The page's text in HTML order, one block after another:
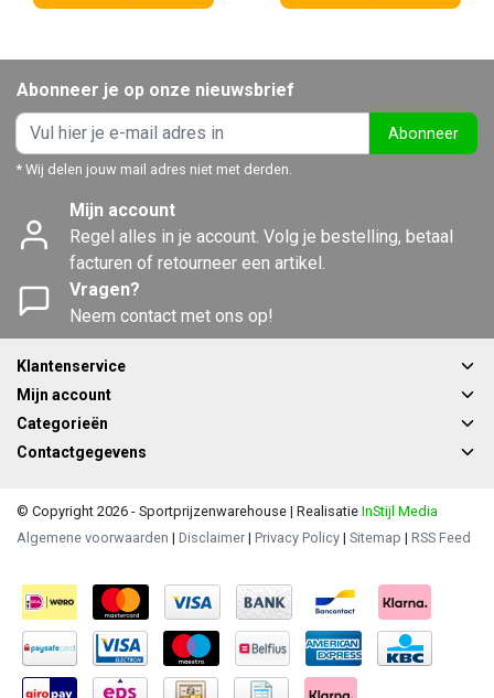
Abonneer je op onze nieuwsbrief
Abonneer
* Wij delen jouw mail adres niet met derden.
Mijn account
Regel alles in je account. Volg je bestelling, betaal
facturen of retourneer een artikel.
Vragen?
Neem contact met ons op!
Klantenservice
Mijn account
Categorieën
Contactgegevens
© Copyright 2026 - Sportprijzenwarehouse | Realisatie InStijl Media
Algemene voorwaarden | Disclaimer | Privacy Policy | Sitemap | RSS Feed